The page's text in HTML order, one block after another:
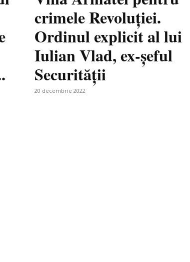
crimele Revoluției.
Ordinul explicit al lui
Iulian Vlad, ex-șeful
Securității
20 decembrie 2022